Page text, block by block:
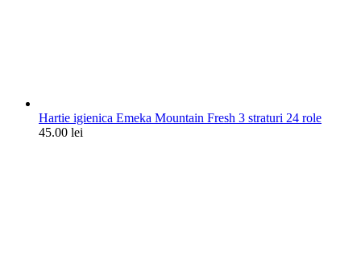
Hartie igienica Emeka Mountain Fresh 3 straturi 24 role
45.00 lei